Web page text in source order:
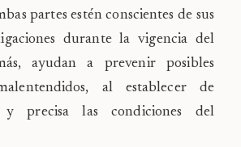
partes estén conscientes de sus
durante la vigencia del
ayudan a prevenir posibles
al establecer de
y precisa las condiciones del